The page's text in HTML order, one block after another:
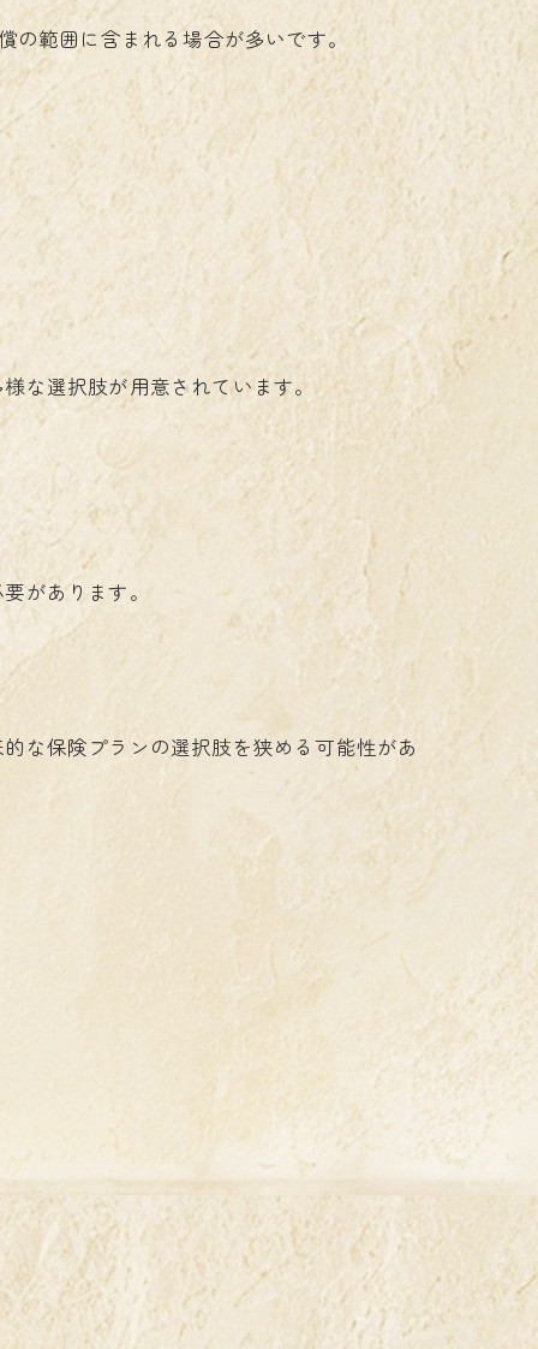
範囲に含まれる場合が多いです。
な選択肢が用意されています。
があります。
な保険プランの選択肢を狭める可能性があ